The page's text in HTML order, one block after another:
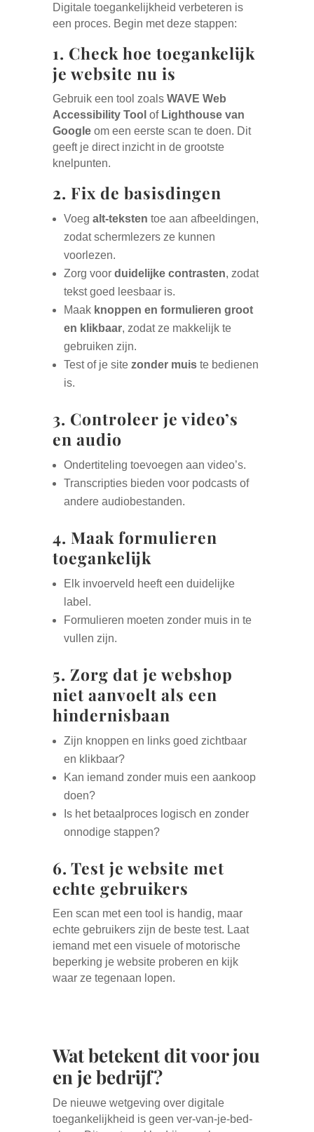
Digitale toegankelijkheid verbeteren is
een proces. Begin met deze stappen:
1. Check hoe toegankelijk
je website nu is
Gebruik een tool zoals WAVE Web
Accessibility Tool of Lighthouse van
Googleom een eerste scan te doen. Dit
geeft je direct inzicht in de grootste
knelpunten.
2. Fix de basisdingen
Voeg alt-teksten toe aan afbeeldingen,
zodat schermlezers ze kunnen
voorlezen.
Zorg voor duidelijke contrasten, zodat
tekst goed leesbaar is.
Maak knoppen en formulieren groot
en klikbaar, zodat ze makkelijk te
gebruiken zijn.
Test of je site zonder muiste bedienen
is.
3. Controleer je video’s
en audio
Ondertiteling toevoegen aan video’s.
Transcripties bieden voor podcasts of
andere audiobestanden.
4. Maak formulieren
toegankelijk
Elk invoerveld heeft een duidelijke
label.
Formulieren moeten zonder muis in te
vullen zijn.
5. Zorg dat je webshop
niet aanvoelt als een
hindernisbaan
Zijn knoppen en links goed zichtbaar
en klikbaar?
Kan iemand zonder muis een aankoop
doen?
Is het betaalproces logisch en zonder
onnodige stappen?
6. Test je website met
echte gebruikers
Een scan met een tool is handig, maar
echte gebruikers zijn de beste test. Laat
iemand met een visuele of motorische
beperking je website proberen en kijk
waar ze tegenaan lopen.
Wat betekent dit voor jou
en je bedrijf?
De nieuwe wetgeving over digitale
toegankelijkheid is geen ver-van-je-bed-